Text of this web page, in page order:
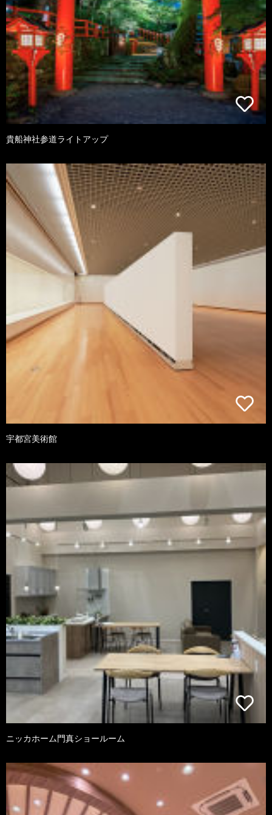
貴船神社参道ライトアップ
宇都宮美術館
ニッカホーム門真ショールーム